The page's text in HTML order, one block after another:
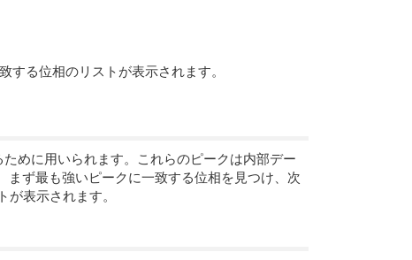
する位相のリストが表示されます。
めに用いられます。これらのピークは内部デー
ず最も強いピークに一致する位相を見つけ、次
表示されます。